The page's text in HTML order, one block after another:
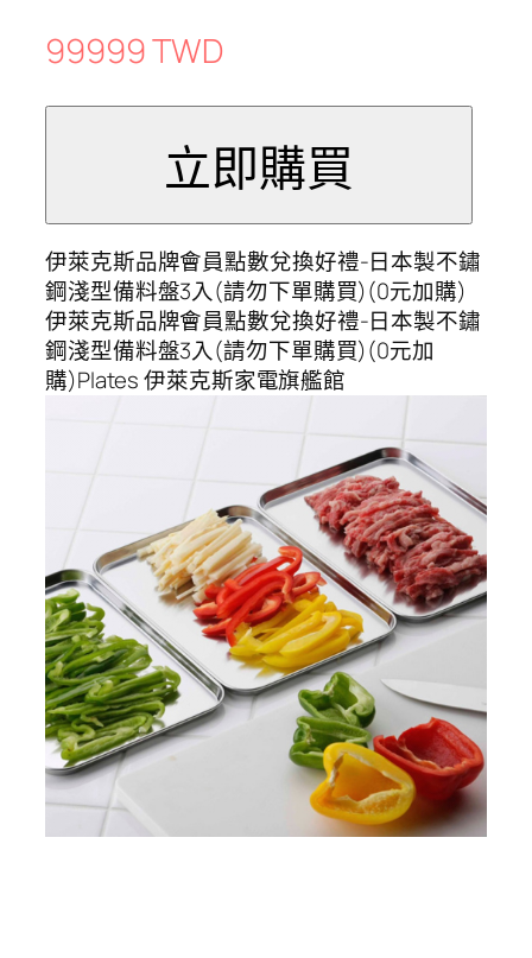
99999 TWD
伊萊克斯品牌會員點數兌換好禮-日本製不鏽
鋼淺型備料盤3入(請勿下單購買)(0元加購)
伊萊克斯品牌會員點數兌換好禮-日本製不鏽
鋼淺型備料盤3入(請勿下單購買)(0元加
購)Plates 伊萊克斯家電旗艦館